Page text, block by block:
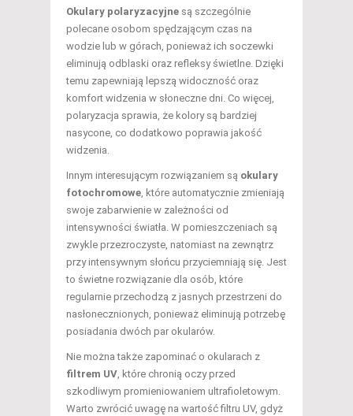
Okulary polaryzacyjne są szczególnie
polecane osobom spędzającym czas na
wodzie lub w górach, ponieważ ich soczewki
eliminują odblaski oraz refleksy świetlne. Dzięki
temu zapewniają lepszą widoczność oraz
komfort widzenia w słoneczne dni. Co więcej,
polaryzacja sprawia, że kolory są bardziej
nasycone, co dodatkowo poprawia jakość
widzenia.
Innym interesującym rozwiązaniem są okulary
fotochromowe, które automatycznie zmieniają
swoje zabarwienie w zależności od
intensywności światła. W pomieszczeniach są
zwykle przezroczyste, natomiast na zewnątrz
przy intensywnym słońcu przyciemniają się. Jest
to świetne rozwiązanie dla osób, które
regularnie przechodzą z jasnych przestrzeni do
nasłonecznionych, ponieważ eliminują potrzebę
posiadania dwóch par okularów.
Nie można także zapominać o okularach z
filtrem UV, które chronią oczy przed
szkodliwym promieniowaniem ultrafioletowym.
Warto zwrócić uwagę na wartość filtru UV, gdyż